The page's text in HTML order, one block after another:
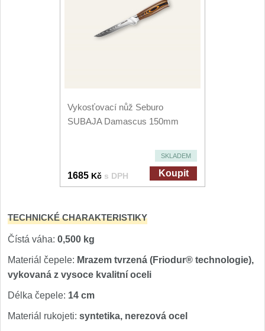
Vykosťovací nůž Seburo
SUBAJA Damascus 150mm
SKLADEM
1685 Kč s DPH Koupit
TECHNICKÉ CHARAKTERISTIKY
Čístá váha: 0,500 kg
Materiál čepele: Mrazem tvrzená (Friodur® technologie),
vykovaná z vysoce kvalitní oceli
Délka čepele: 14 cm
Materiál rukojeti: syntetika, nerezová ocel